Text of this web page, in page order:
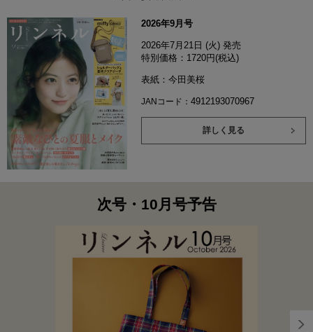
2026年9月号
2026年7月21日 (火) 発売
特別価格：1720円(税込)
表紙：今田美桜
JANコード： 4912193070967
詳しく見る
次号・10月号予告